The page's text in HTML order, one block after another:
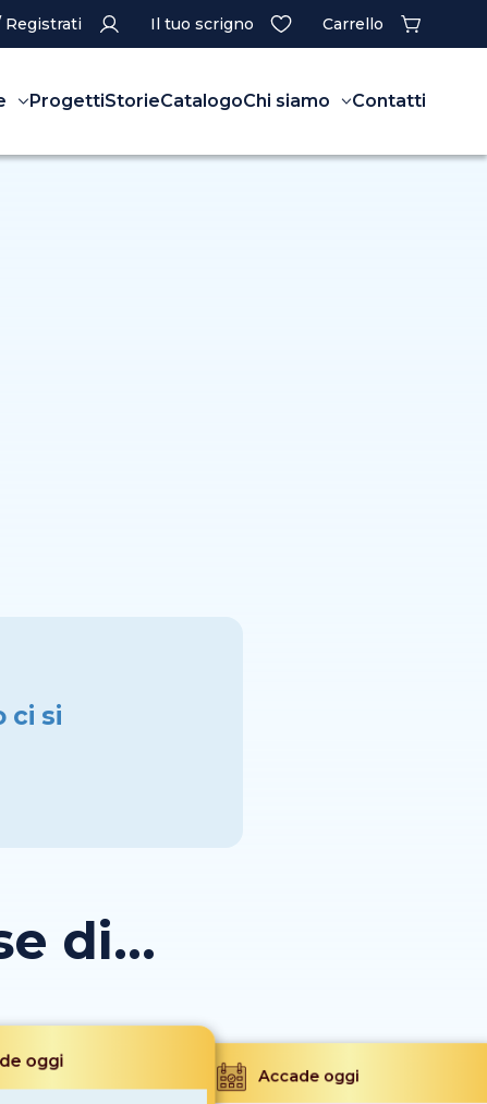
Registrati Il tuo scrigno Carrello
ProgettiStorieCatalogoChi siamo Contatti
ci si
di...
oggi
Accade oggi